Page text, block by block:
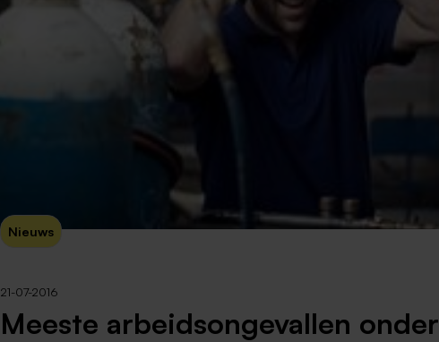
Venray
Noord-Limburg
Weert
Kerkrade
Nieuws
21-07-2016
Meeste arbeidsongevallen onder